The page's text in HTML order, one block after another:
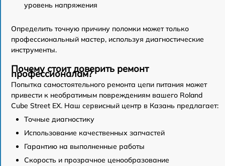
уровень напряжения
Определить точную причину поломки может только
профессиональный мастер, используя диагностические
инструменты.
Почему стоит доверить ремонт
профессионалам?
Попытка самостоятельного ремонта цепи питания может
привести к необратимым повреждениям вашего Roland
Cube Street EX. Наш сервисный центр в Казань предлагает:
Точные диагностику
Использование качественных запчастей
Гарантию на выполненные работы
Скорость и прозрачное ценообразование